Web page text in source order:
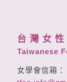
台 灣 女
Taiwanese
女學會信箱：